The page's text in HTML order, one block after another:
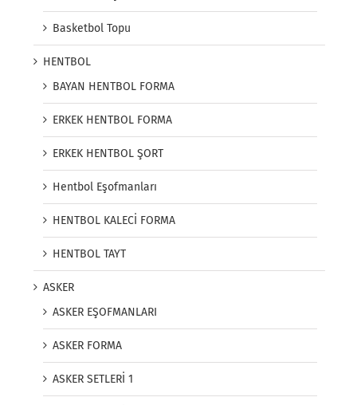
Basketbol Topu
HENTBOL
BAYAN HENTBOL FORMA
ERKEK HENTBOL FORMA
ERKEK HENTBOL ŞORT
Hentbol Eşofmanları
HENTBOL KALECİ FORMA
HENTBOL TAYT
ASKER
ASKER EŞOFMANLARI
ASKER FORMA
ASKER SETLERİ 1